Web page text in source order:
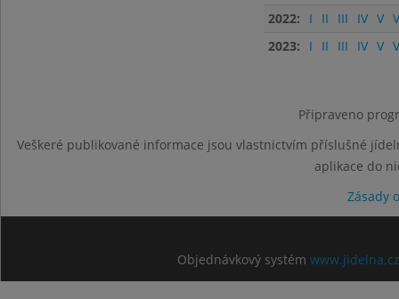
2022:
I II III IV V
2023:
I II III IV V
Připraveno
Veškeré publikované informace jsou vlastnictvím příslušné
aplikace do
Zásady
Objednávkový systém www.jidelna.cz